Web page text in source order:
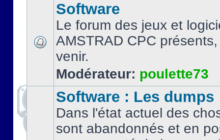
Software
Le forum des jeux et
AMSTRAD CPC
venir.
Modérateur: poulette73
Software : Les dumps
Dans l'état actuel des
sont abandonnés et en